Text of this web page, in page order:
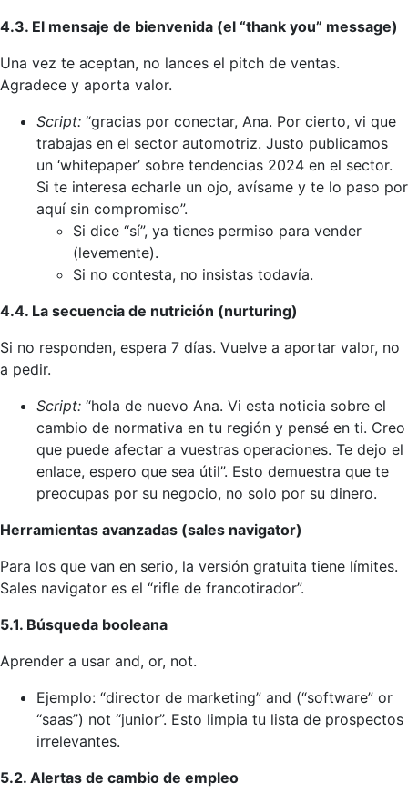
4.3. El mensaje de bienvenida (el “thank you” message)
Una vez te aceptan, no lances el pitch de ventas.
Agradece y aporta valor.
Script: “gracias por conectar, Ana. Por cierto, vi que
trabajas en el sector automotriz. Justo publicamos
un ‘whitepaper’ sobre tendencias 2024 en el sector.
Si te interesa echarle un ojo, avísame y te lo paso por
aquí sin compromiso”.
Si dice “sí”, ya tienes permiso para vender
(levemente).
Si no contesta, no insistas todavía.
4.4. La secuencia de nutrición (nurturing)
Si no responden, espera 7 días. Vuelve a aportar valor, no
a pedir.
Script: “hola de nuevo Ana. Vi esta noticia sobre el
cambio de normativa en tu región y pensé en ti. Creo
que puede afectar a vuestras operaciones. Te dejo el
enlace, espero que sea útil”. Esto demuestra que te
preocupas por su negocio, no solo por su dinero.
Herramientas avanzadas (sales navigator)
Para los que van en serio, la versión gratuita tiene límites.
Sales navigator es el “rifle de francotirador”.
5.1. Búsqueda booleana
Aprender a usar and, or, not.
Ejemplo: “director de marketing” and (“software” or
“saas”) not “junior”. Esto limpia tu lista de prospectos
irrelevantes.
5.2. Alertas de cambio de empleo